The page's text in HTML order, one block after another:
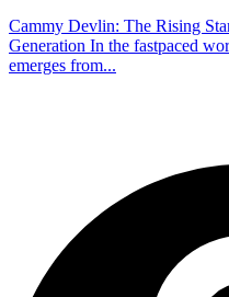
Cammy Devlin: The Rising
Generation In the fastpaced
emerges from...